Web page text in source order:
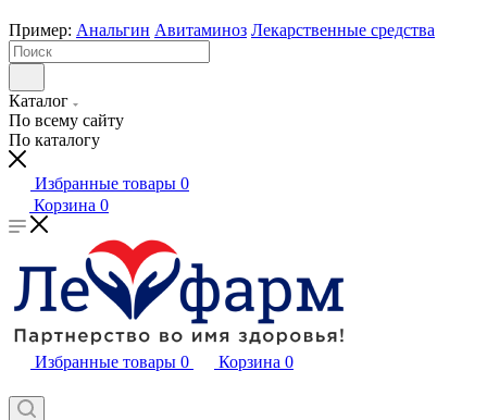
Пример: Анальгин Авитаминоз Лекарственные средства
Каталог
По всему сайту
По каталогу
Избранные товары 0
Корзина 0
Избранные товары 0 Корзина 0